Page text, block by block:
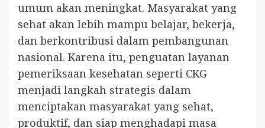
umum akan meningkat. Masyarakat yang
sehat akan lebih mampu belajar, bekerja,
dan berkontribusi dalam pembangunan
nasional. Karena itu, penguatan layanan
pemeriksaan kesehatan seperti CKG
menjadi langkah strategis dalam
menciptakan masyarakat yang sehat,
produktif, dan siap menghadapi masa